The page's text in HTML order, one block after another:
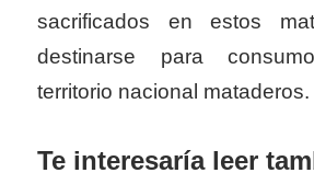
sacrificados en estos
destinarse para
territorio nacional mataderos.
Te interesaríaleer